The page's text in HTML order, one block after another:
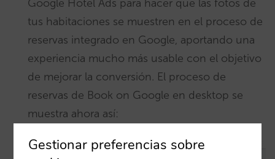
Google Hotel Ads para hacer que las fotos de
tus habitaciones se muestren en el proceso de
reservas integrado en Google, aportando una
experiencia mucho más usable con el objetivo
de mejorar la conversión. El proceso de
reservas de Book on Google en desktop se
muestra ahora así:
Gestionar preferencias sobre